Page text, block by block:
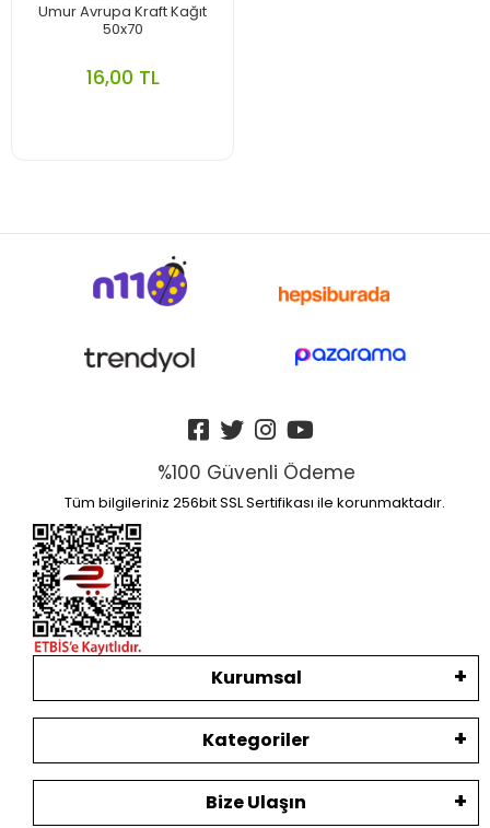
Umur Avrupa Kraft Kağıt
50x70
16,00 TL
%100 Güvenli Ödeme
Tüm bilgileriniz 256bit SSL Sertifikası ile korunmaktadır.
Kurumsal
Kategoriler
Bize Ulaşın